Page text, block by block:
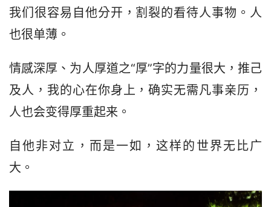
我们很容易自他分开，割裂的看待人事物。人
也很单薄。
情感深厚、为人厚道之“厚”字的力量很大，推己
及人，我的心在你身上，确实无需凡事亲历，
人也会变得厚重起来。
自他非对立，而是一如，这样的世界无比广
大。